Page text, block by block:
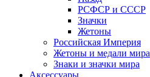
РСФСР и СССР
Значки
Жетоны
Российская Империя
Жетоны и медали мира
Знаки и значки мира
Аксессуары